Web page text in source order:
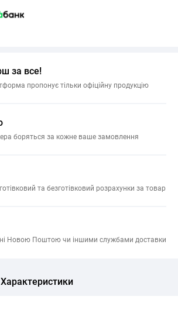
за все!
пропонує тільки офіційну продукцію
боряться за кожне ваше замовлення
та безготівковий розрахунки за товар
Новою Поштою чи іншими службами доставки
Характеристики